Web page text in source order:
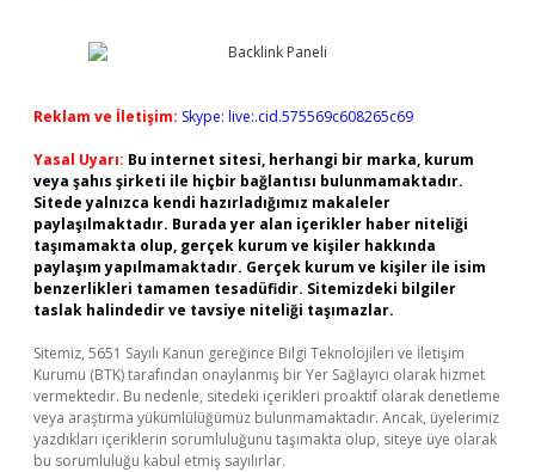
Reklam ve İletişim: Skype: live:.cid.575569c608265c69
Yasal Uyarı: Bu internet sitesi, herhangi bir marka, kurum
veya şahıs şirketi ile hiçbir bağlantısı bulunmamaktadır.
Sitede yalnızca kendi hazırladığımız makaleler
paylaşılmaktadır. Burada yer alan içerikler haber niteliği
taşımamakta olup, gerçek kurum ve kişiler hakkında
paylaşım yapılmamaktadır. Gerçek kurum ve kişiler ile isim
benzerlikleri tamamen tesadüfidir. Sitemizdeki bilgiler
taslak halindedir ve tavsiye niteliği taşımazlar.
Sitemiz, 5651 Sayılı Kanun gereğince Bilgi Teknolojileri ve İletişim
Kurumu (BTK) tarafından onaylanmış bir Yer Sağlayıcı olarak hizmet
vermektedir. Bu nedenle, sitedeki içerikleri proaktif olarak denetleme
veya araştırma yükümlülüğümüz bulunmamaktadır. Ancak, üyelerimiz
yazdıkları içeriklerin sorumluluğunu taşımakta olup, siteye üye olarak
bu sorumluluğu kabul etmiş sayılırlar.